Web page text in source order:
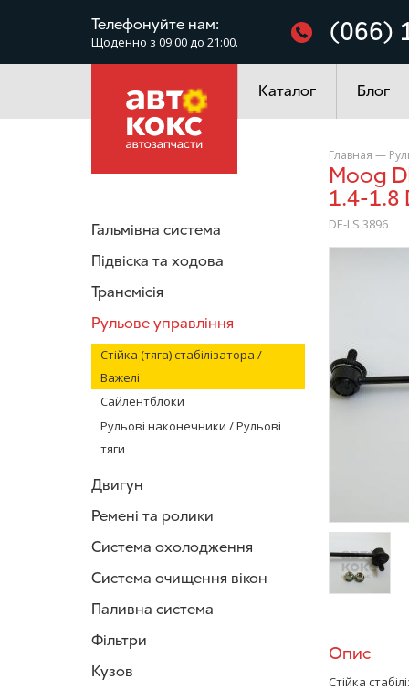
Телефонуйте нам:
Щоденно з 09:00 до 21:00. (066)
Каталог
Електроустаткування
Блог
Гальмівна система
Підвіска та ходова
Трансмісія
Рульове управління
Стійка (тяга) стабілізатора /
Важелі
Сайлентблоки
Рульові наконечники / Рульові
тяги
Двигун
Ремені та ролики
Система охолодження
Система очищення вікон
Паливна система
Фільтри
Кузов
Главная —
Moog DE-LS 3896 Тяга (стійка) стабілізатора Chevrolet Lacetti
1.4-1.8
DE-LS 3896
Опис
Стійка